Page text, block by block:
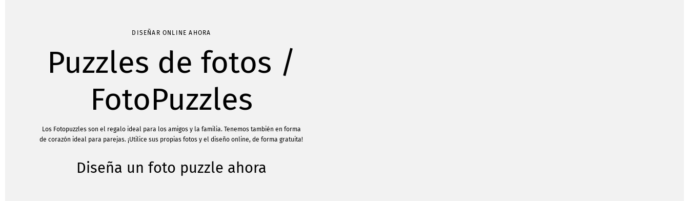
DISEÑAR ONLINE AHORA
Puzzles de fotos /
FotoPuzzles
Los Fotopuzzles son el regalo ideal para los amigos y la familia. Tenemos también en forma
de corazón ideal para parejas. ¡Utilice sus propias fotos y el diseño online, de forma gratuita!
Diseña un foto puzzle ahora